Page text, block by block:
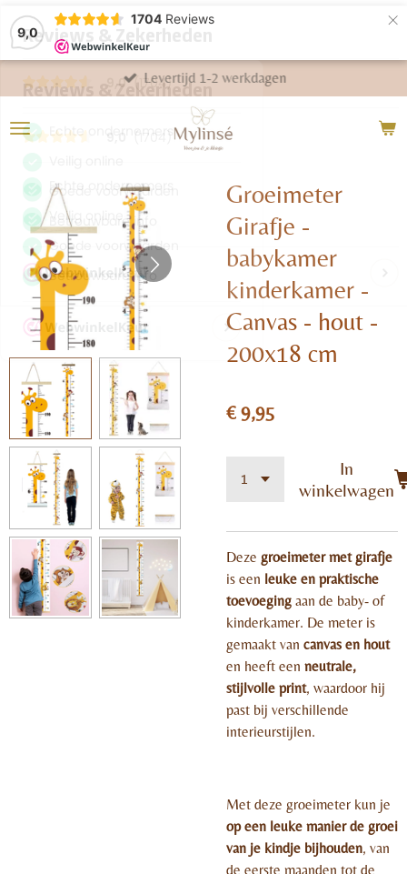
9,0
1704 Reviews ×
Levertijd 1-2 werkdagen
Groeimeter
Girafje -
babykamer
kinderkamer -
Canvas - hout -
200x18 cm
€ 9,95
In
winkelwagen
Deze groeimeter met girafje
is een leuke en praktische
toevoeging aan de baby- of
kinderkamer. De meter is
gemaakt van canvas en hout
en heeft een neutrale,
stijlvolle print, waardoor hij
past bij verschillende
interieurstijlen.
Met deze groeimeter kun je
op een leuke manier de groei
van je kindje bijhouden , van
de eerste maanden tot de